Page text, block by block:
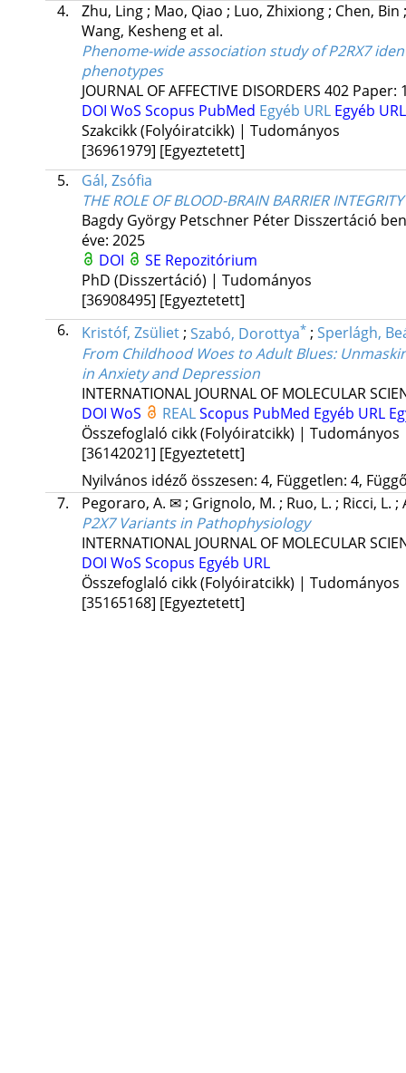
4.
Zhu, Ling; Mao, Qiao ; Luo, Zhixiong; Chen, Bin
Wang, Kesheng et al.
Phenome-wide association study of P2RX7
phenotypes
JOURNAL OF AFFECTIVE DISORDERS 402 Paper:
DOI WoS Scopus PubMed Egyéb URL Egyéb URL
Szakcikk (Folyóiratcikk) | Tudományos
[36961979] [Egyeztetett]
5.
Gál, Zsófia
THE ROLE OF BLOOD-BRAIN BARRIER
Bagdy György Petschner Péter Disszertáció
éve: 2025
DOI
SE Repozitórium
PhD (Disszertáció) | Tudományos
[36908495] [Egyeztetett]
6.
Kristóf, Zsüliet; Szabó, Dorottya* ; Sperlágh,
From Childhood Woes to Adult Blues:
in Anxiety and Depression
INTERNATIONAL JOURNAL OF MOLECULAR
DOI WoS REALScopus PubMed Egyéb URL
Összefoglaló cikk (Folyóiratcikk) | Tudományos
[36142021] [Egyeztetett]
Nyilvános idéző összesen: 4, Független: 4,
7.
Pegoraro, A. ✉ ; Grignolo, M. ; Ruo, L. ; Ricci, L. ;
P2X7 Variants in Pathophysiology
INTERNATIONAL JOURNAL OF MOLECULAR
DOI WoS Scopus Egyéb URL
Összefoglaló cikk (Folyóiratcikk) | Tudományos
[35165168] [Egyeztetett]